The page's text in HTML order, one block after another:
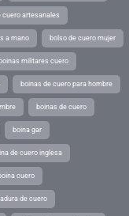
cuero artesanales
a mano bolso de cuero mujer
boinas militares cuero
boinas de cuero para hombre
boinas de cuero
boina gar
de cuero inglesa
cuero
de cuero